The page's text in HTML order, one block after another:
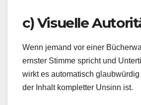
c) Visuelle
Wenn jemand vor einer
ernster Stimme spricht und
wirkt es automatisch
der Inhalt kompletter Unsinn ist.